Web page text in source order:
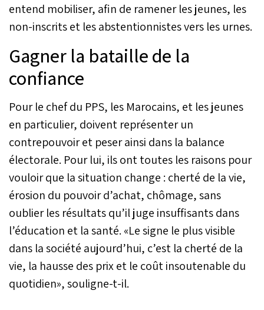
entend mobiliser, afin de ramener les jeunes, les
non-inscrits et les abstentionnistes vers les urnes.
Gagner la bataille de la
confiance
Pour le chef du PPS, les Marocains, et les jeunes
en particulier, doivent représenter un
contrepouvoir et peser ainsi dans la balance
électorale. Pour lui, ils ont toutes les raisons pour
vouloir que la situation change : cherté de la vie,
érosion du pouvoir d’achat, chômage, sans
oublier les résultats qu’il juge insuffisants dans
l’éducation et la santé. «Le signe le plus visible
dans la société aujourd’hui, c’est la cherté de la
vie, la hausse des prix et le coût insoutenable du
quotidien», souligne-t-il.